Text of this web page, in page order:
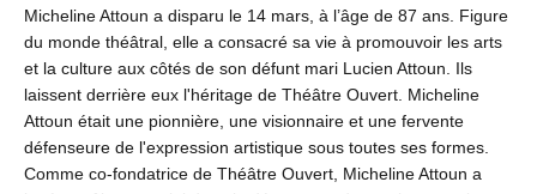
Micheline Attoun a disparu le 14 mars, à l’âge de 87 ans. Figure
du monde théâtral, elle a consacré sa vie à promouvoir les arts
et la culture aux côtés de son défunt mari Lucien Attoun. Ils
laissent derrière eux l'héritage de Théâtre Ouvert. Micheline
Attoun était une pionnière, une visionnaire et une fervente
défenseure de l'expression artistique sous toutes ses formes.
Comme co-fondatrice de Théâtre Ouvert, Micheline Attoun a